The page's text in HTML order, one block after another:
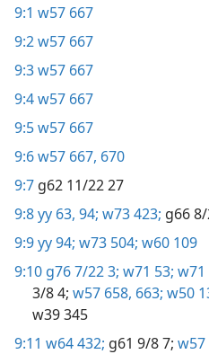
9:1 w57 667
9:2w57 667
9:3w57 667
9:4w57 667
9:5w57 667
9:6w57 667, 670
9:7 g62 11/22 27
9:8yy 63, 94; w73 423; g66
9:9yy 94; w73 504; w60 109
9:10 g76 7/22 3; w71 53; w71
3/8 4; w57 658, 663; w50
w39 345
9:11 w64 432; g61 9/8 7; w57